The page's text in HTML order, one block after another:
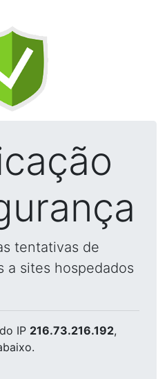
tentativas de
a sites hospedados
do IP 216.73.216.192,